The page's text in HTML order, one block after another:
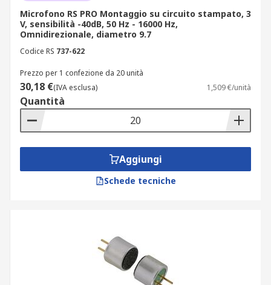
Microfono RS PRO Montaggio su circuito stampato, 3
V, sensibilità -40dB, 50 Hz - 16000 Hz,
Omnidirezionale, diametro 9.7
Codice RS 737-622
Prezzo per 1 confezione da 20 unità
30,18 €(IVA esclusa) 1,509 €/unità
Quantità
Aggiungi
Schede tecniche